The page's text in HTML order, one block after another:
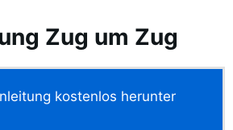
Zug um Zug
kostenlos herunter